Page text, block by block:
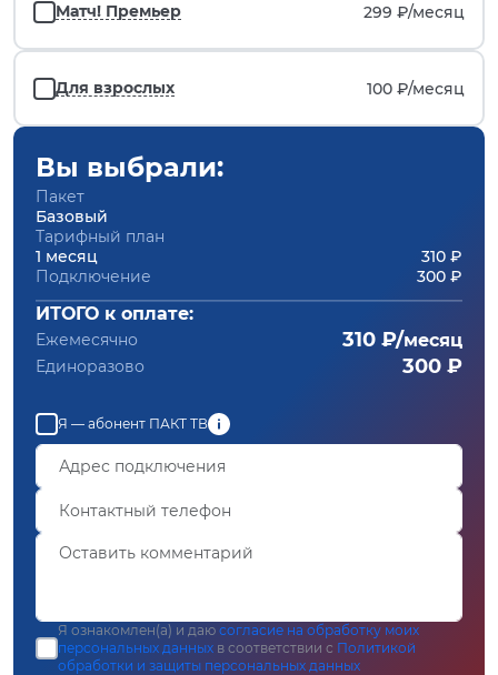
Матч! Премьер 299 ₽/месяц
Для взрослых 100 ₽/месяц
Вы выбрали:
Пакет
Базовый
Тарифный план
1 месяц
310 ₽
Подключение
300 ₽
ИТОГО к оплате:
Ежемесячно 310 ₽/месяц
Единоразово 300 ₽
Я — абонент ПАКТ ТВ
Я ознакомлен(а) и даю согласие на обработку моих
персональных данных в соответствии с Политикой
обработки и защиты персональных данных